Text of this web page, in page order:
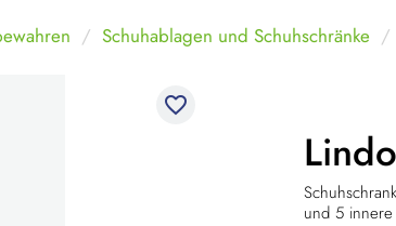
Schuhablagen und Schuhschränke
favorite_border
Lindo
und 5